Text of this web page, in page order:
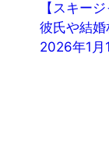
【スキー
彼氏や結婚
2026年1月